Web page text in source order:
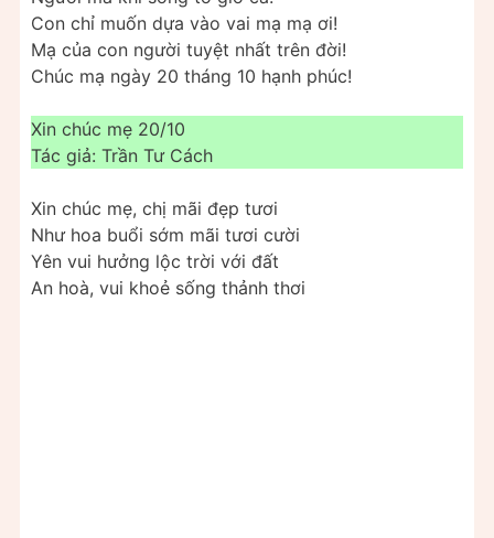
Con chỉ muốn dựa vào vai mạ mạ ơi!
Mạ của con người tuyệt nhất trên đời!
Chúc mạ ngày 20 tháng 10 hạnh phúc!
Xin chúc mẹ 20/10
Tác giả: Trần Tư Cách
Xin chúc mẹ, chị mãi đẹp tươi
Như hoa buổi sớm mãi tươi cười
Yên vui hưởng lộc trời với đất
An hoà, vui khoẻ sống thảnh thơi